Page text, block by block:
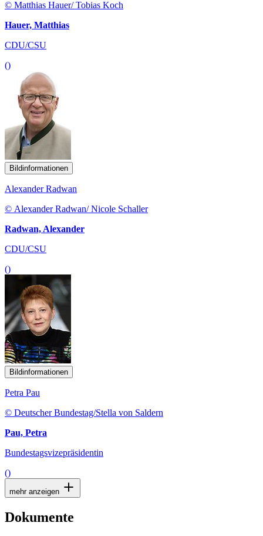
© Matthias Hauer/ Tobias Koch
Hauer, Matthias
CDU/CSU
()
Bildinformationen
Alexander Radwan
© Alexander Radwan/ Nicole Schaller
Radwan, Alexander
CDU/CSU
()
Bildinformationen
Petra Pau
© Deutscher Bundestag/Stella von Saldern
Pau, Petra
Bundestagsvizepräsidentin
()
mehr anzeigen
Dokumente